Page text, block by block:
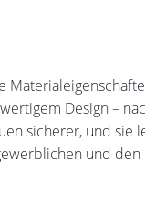
Design –
sicherer, und
und den